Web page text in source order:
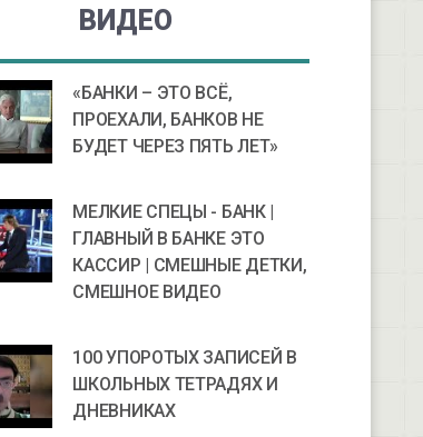
ВИДЕО
«БАНКИ – ЭТО ВСЁ,
ПРОЕХАЛИ, БАНКОВ НЕ
БУДЕТ ЧЕРЕЗ ПЯТЬ ЛЕТ»
МЕЛКИЕ СПЕЦЫ - БАНК |
ГЛАВНЫЙ В БАНКЕ ЭТО
КАССИР | СМЕШНЫЕ ДЕТКИ,
СМЕШНОЕ ВИДЕО
100 УПОРОТЫХ ЗАПИСЕЙ В
ШКОЛЬНЫХ ТЕТРАДЯХ И
ДНЕВНИКАХ